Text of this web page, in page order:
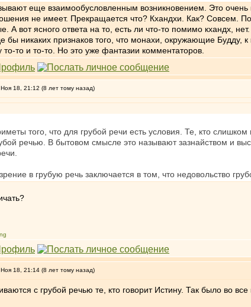
еще взаимообусловленным возникновением. Это
не имеет. Прекращается что? Кхандхи. Как? Совсем.
А вот ясного ответа на то, есть ли что-то помимо кхандх,
бы никаких признаков того, что монахи, окружающие
то-то и то-то. Но это уже фантазии комментаторов.
18, 21:12 (8 лет тому назад)
того, что для грубой речи есть условия. Те, кто
речью. В бытовом смысле это называют зазнайством и
в грубую речь заключается в том, что недовольство
18, 21:14 (8 лет тому назад)
с грубой речью те, кто говорит Истину. Так было во